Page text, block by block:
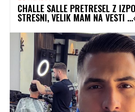
CHALLE SALLE PRETRESEL Z
STRESNI, VELIK MAM NA VESTI